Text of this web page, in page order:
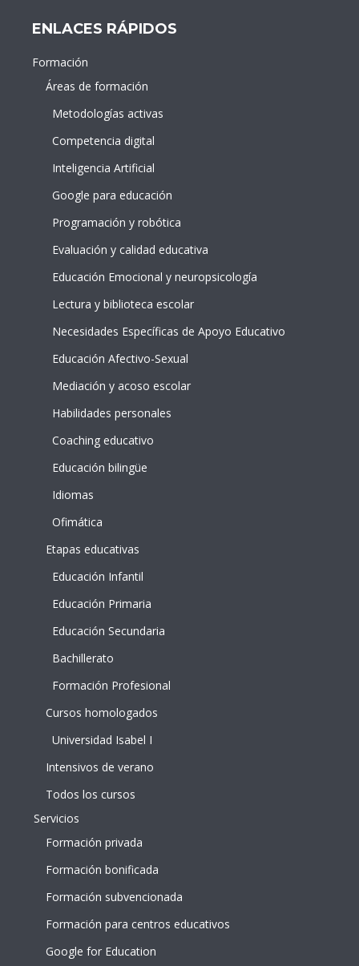
ENLACES RÁPIDOS
Formación
Áreas de formación
Metodologías activas
Competencia digital
Inteligencia Artificial
Google para educación
Programación y robótica
Evaluación y calidad educativa
Educación Emocional y neuropsicología
Lectura y biblioteca escolar
Necesidades Específicas de Apoyo Educativo
Educación Afectivo-Sexual
Mediación y acoso escolar
Habilidades personales
Coaching educativo
Educación bilingüe
Idiomas
Ofimática
Etapas educativas
Educación Infantil
Educación Primaria
Educación Secundaria
Bachillerato
Formación Profesional
Cursos homologados
Universidad Isabel I
Intensivos de verano
Todos los cursos
Servicios
Formación privada
Formación bonificada
Formación subvencionada
Formación para centros educativos
Google for Education